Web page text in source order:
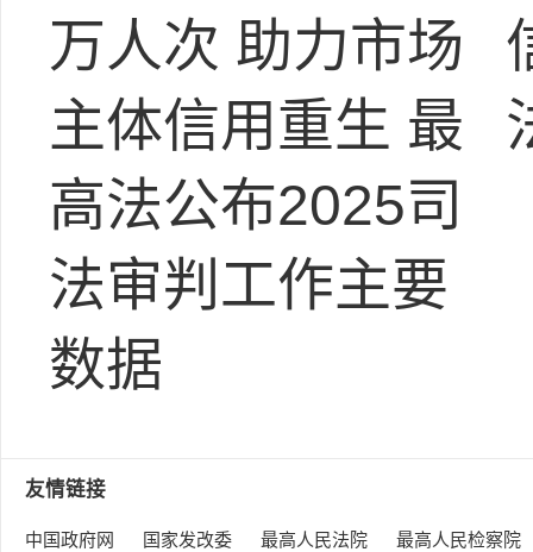
万人次 助力市场
主体信用重生 最
高法公布2025司
法审判工作主要
数据
友情链接
中国政府网 国家发改委 最高人民法院 最高人民检察院